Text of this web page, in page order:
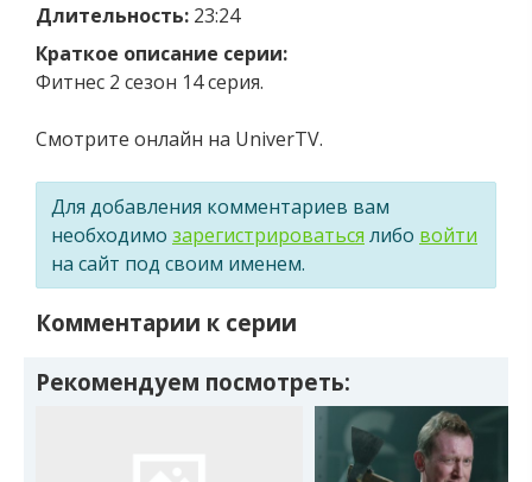
Длительность: 23:24
Краткое описание серии:
Фитнес 2 сезон 14 серия.
Смотрите онлайн на UniverTV.
Для добавления комментариев вам
необходимо зарегистрироваться либо войти
на сайт под своим именем.
Комментарии к серии
Рекомендуем посмотреть: